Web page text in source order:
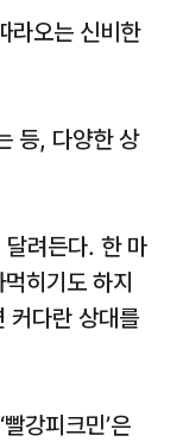
라오는 신비한
등, 다양한 상
달려든다. 한 마
히기도 하지
커다란 상대를
강피크민’은